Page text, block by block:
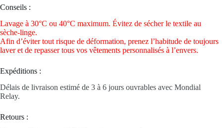
Conseils :
Lavage à 30°C ou 40°C maximum. Évitez de sécher le textile au
sèche-linge.
Afin d’éviter tout risque de déformation, prenez l’habitude de toujours
laver et de repasser tous vos vêtements personnalisés à l’envers.
Expéditions :
Délais de livraison estimé de 3 à 6 jours ouvrables avec Mondial
Relay.
Retours :